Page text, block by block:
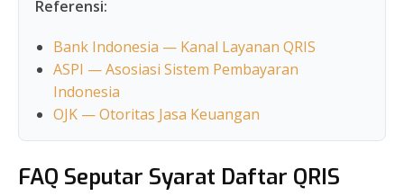
Referensi:
Bank Indonesia — Kanal Layanan QRIS
ASPI — Asosiasi Sistem Pembayaran
Indonesia
OJK — Otoritas Jasa Keuangan
FAQ Seputar Syarat Daftar QRIS